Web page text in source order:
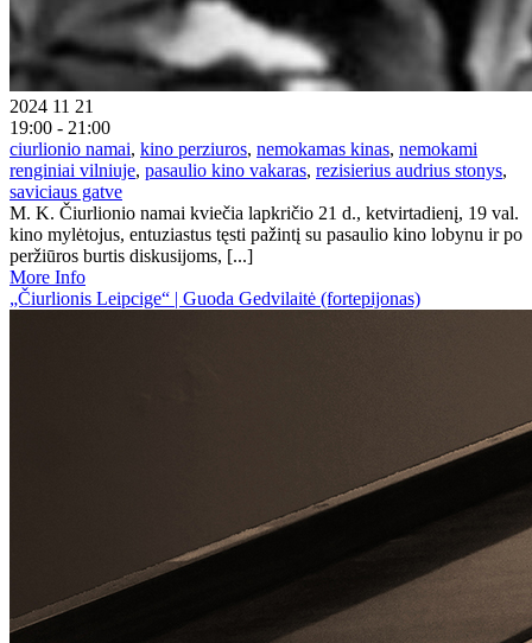
2024 11 21
19:00 - 21:00
ciurlionio namai, kino perziuros, nemokamas kinas, nemokami
renginiai vilniuje, pasaulio kino vakaras, rezisierius audrius stonys,
saviciaus gatve
M. K. Čiurlionio namai kviečia lapkričio 21 d., ketvirtadienį, 19 val.
kino mylėtojus, entuziastus tęsti pažintį su pasaulio kino lobynu ir po
peržiūros burtis diskusijoms, [...]
More Info
„Čiurlionis Leipcige“ | Guoda Gedvilaitė (fortepijonas)